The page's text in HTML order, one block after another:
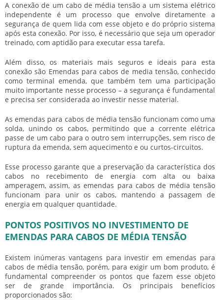
A conexão de um cabo de média tensão a um sistema elétrico
independente é um processo que envolve diretamente a
segurança de quem lida com esse objeto e do próprio sistema
após esta conexão. Por isso, é necessário que seja um operador
treinado, com aptidão para executar essa tarefa.
Além disso, os materiais mais seguros e ideais para esta
conexão são Emendas para cabos de media tensão, conhecido
como terminal emenda, que também tem uma participação
muito importante nesse processo – a segurança é fundamental
e precisa ser considerada ao investir nesse material.
As emendas para cabos de média tensão funcionam como uma
solda, unindo os cabos, permitindo que a corrente elétrica
passe de um cabo para o outro sem interrupções, sem risco de
ruptura da emenda, sem aquecimento e ou curtos-circuitos.
Esse processo garante que a preservação da característica dos
cabos no recebimento de energia com alta ou baixa
amperagem, assim, as emendas para cabos de média tensão
funcionam para unir os cabos, mantendo a passagem de
energia em qualquer quantidade.
PONTOS POSITIVOS NO INVESTIMENTO DE
EMENDAS PARA CABOS DE MÉDIA TENSÃO
Existem inúmeras vantagens para investir em emendas para
cabos de média tensão, porém, para exigir um bom produto, é
fundamental compreender os pontos que fazem esse objeto
ser de grande importância. Os principais benefícios
proporcionados são: